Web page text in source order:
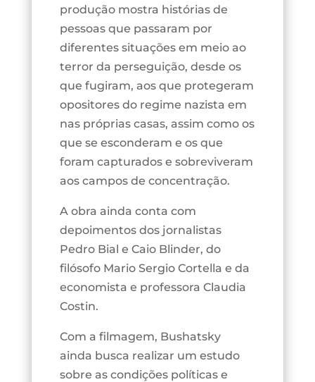
produção mostra histórias de
pessoas que passaram por
diferentes situações em meio ao
terror da perseguição, desde os
que fugiram, aos que protegeram
opositores do regime nazista em
nas próprias casas, assim como os
que se esconderam e os que
foram capturados e sobreviveram
aos campos de concentração.
A obra ainda conta com
depoimentos dos jornalistas
Pedro Bial e Caio Blinder, do
filósofo Mario Sergio Cortella e da
economista e professora Claudia
Costin.
Com a filmagem, Bushatsky
ainda busca realizar um estudo
sobre as condições políticas e